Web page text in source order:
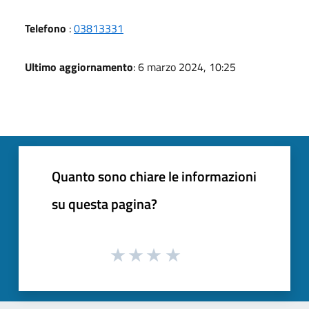
Telefono :03813331
Ultimo aggiornamento: 6 marzo 2024, 10:25
Quanto sono chiare le informazioni
su questa pagina?